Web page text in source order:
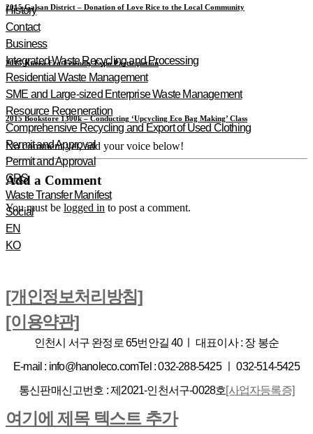
History
Contact
Business
Integrated Waste Recycling and Processing
Residential Waste Management
SME and Large-sized Enterprise Waste Management
Resource Regeneration
Comprehensive Recycling and Export of Used Clothing
Permit and Approval
Permit and Approval
GRS
Waste Transfer Manifest
Social
EN
KO
2015 Galsan District – Donation of Love Rice to the Local Community
2015 Korea Eco-Friendly Expo Participation
2015 Bookstore 1300k – Conducting ‘Upcycling Eco Bag Making’ Class
No comment yet, add your voice below!
Add a Comment
You must be logged in to post a comment.
[개인정보처리방침]
[이용약관]
인천시 서구 완정로 65번안길 40ㅣ
대표이사 : 장 봉순
E-mail : info@hanoleco.comTel : 032-288-5425 ㅣ 032-514-5425
통신판매신고번호 : 제2021-인천서구-0028호[사업자등록증]
여기에 제목 텍스트 추가